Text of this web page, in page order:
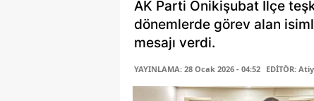
AK Parti Onikişubat İlçe
dönemlerde görev alan
mesajı verdi.
YAYINLAMA: 28 Ocak 2026 - 04:52 EDİTÖR: